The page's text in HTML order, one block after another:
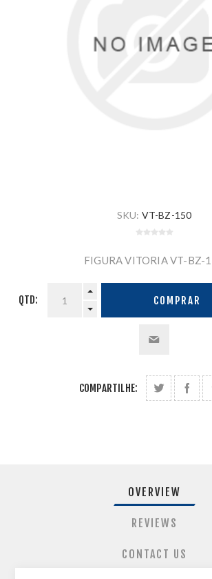
SKU: VT-BZ-150
FIGURA VITORIA VT-BZ-
QTD: COMPRAR
COMPARTILHE:
OVERVIEW
REVIEWS
CONTACT US